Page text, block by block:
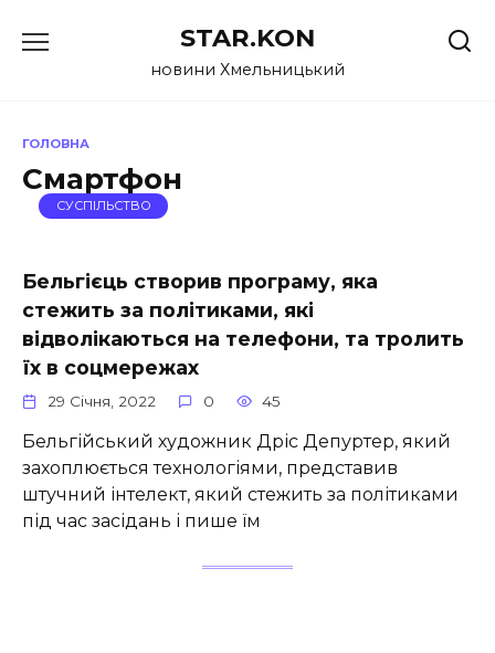
до
STAR.KON
новини Хмельницький
ГОЛОВНА
Смартфон
СУСПІЛЬСТВО
Бельгієць створив програму, яка
стежить за політиками, які
відволікаються на телефони, та тролить
їх в соцмережах
29 Січня, 2022 0 45
Бельгійський художник Дріс Депуртер, який
захоплюється технологіями, представив
штучний інтелект, який стежить за політиками
під час засідань і пише їм